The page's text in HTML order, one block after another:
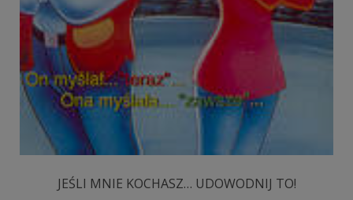
JEŚLI MNIE KOCHASZ… UDOWODNIJ TO!